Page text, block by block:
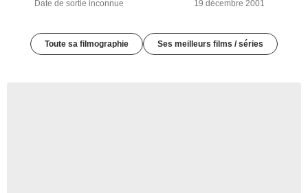
Date de sortie inconnue 19 décembre 2001
Toute sa filmographie Ses meilleurs films / séries